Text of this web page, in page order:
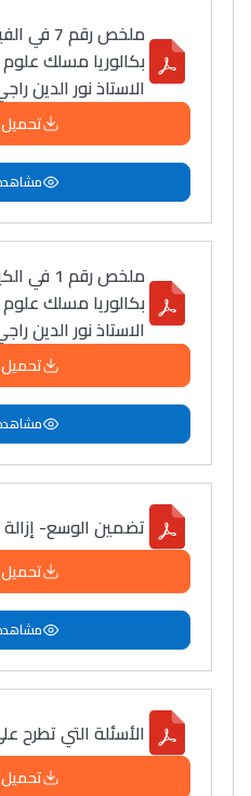
ملخص رقم
بكالوريا مسلك
الاستاذ نور الدين
ملخص رقم
بكالوريا مسلك
الاستاذ نور الدين
تضمين الوسع-
الأسئلة التي تطرح